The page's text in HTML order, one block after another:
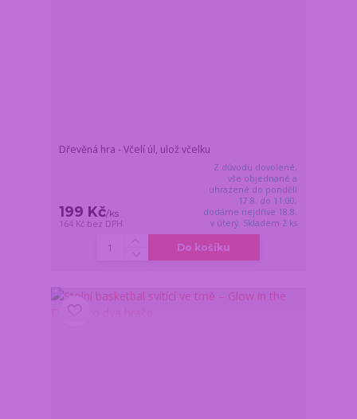
Dřevěná hra - Včelí úl, ulož včelku
199 Kč/ks
164 Kč bez DPH
Z důvodu dovolené,
vše objednané a
uhrazené do pondělí
17.8. do 11:00,
dodáme nejdříve 18.8.
v úterý. Skladem 2 ks
Do košíku